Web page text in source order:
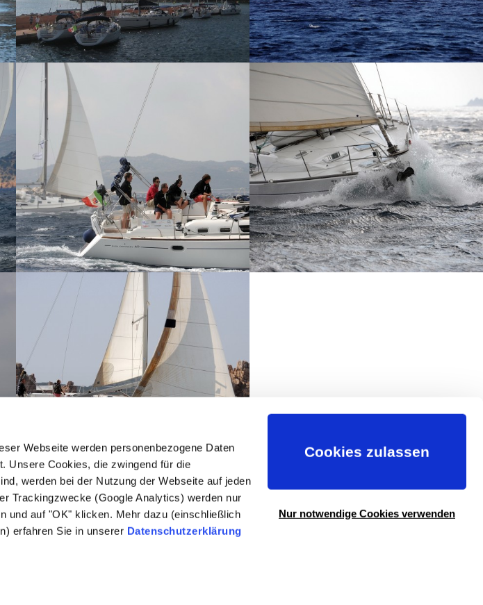
Webseite werden personenbezogene Daten
Unsere Cookies, die zwingend für die
werden bei der Nutzung der Webseite auf jeden
Trackingzwecke (Google Analytics) werden nur
und auf "OK" klicken. Mehr dazu (einschließlich
erfahren Sie in unserer Datenschutzerklärung
Cookies zulassen
Nur notwendige Cookies verwenden
IMPRESSIONEN